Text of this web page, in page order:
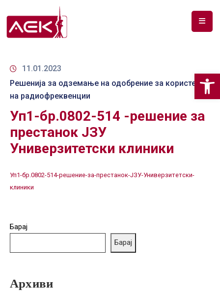
ЗА
ДОКУМЕНТИ
РФ
СПЕКТАР
ТЕЛЕКОМУНИКАЦИИ
АНАЛИЗА
НА
ГРИЖА
ЗА
НАБАВКИ
11.01.2023
Решенија за одземање на одобрение за користење
на радиофреквенции
Уп1-бр.0802-514 -решение за
престанок ЈЗУ
Универзитетски клиники
Уп1-бр.0802-514-решение-за-престанок-ЈЗУ-Универзитетски-
клиники
Барај
Барај
Архиви